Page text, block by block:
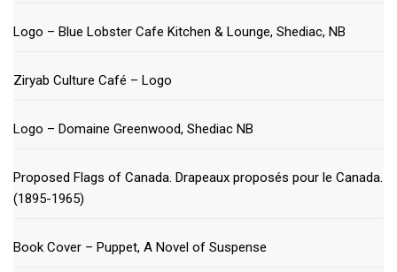
Logo – Blue Lobster Cafe Kitchen & Lounge, Shediac, NB
Ziryab Culture Café – Logo
Logo – Domaine Greenwood, Shediac NB
Proposed Flags of Canada. Drapeaux proposés pour le Canada.
(1895-1965)
Book Cover – Puppet, A Novel of Suspense